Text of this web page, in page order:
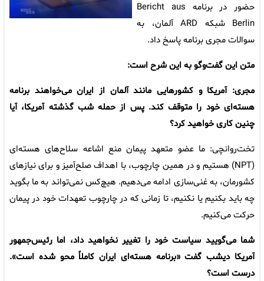
حضور در برنامه Bericht aus
Berlin شبکه ARD آلمان، به
سوالات مجری برنامه پاسخ داد.
متن این گفت‌وگو به این شرح است:
مجری: آمریکا و کشورهایی مانند آلمان از ایران می‌خواهند برنامه
هسته‌ای خود را متوقف کند. پس از حمله شب گذشته آمریکا، آیا
چنین کاری خواهید کرد؟
تخت‌روانچی: ما عضو متعهد پیمان منع اشاعه سلاح‌های هسته‌ای
(NPT) هستیم و در همین چارچوب، با اهداف صلح‌آمیز و برای نیازهای
کشورمان، به غنی‌سازی ادامه می‌دهیم. هیچ‌کس نمی‌تواند به ما بگوید
چه باید بکنیم یا نکنیم، تا زمانی که در چارچوب تعهدات خود در پیمان
حرکت می‌کنیم.
شما می‌گویید سیاست خود را تغییر نخواهید داد، اما رئیس‌جمهور
آمریکا دیشب گفت «برنامه هسته‌ای ایران کاملاً محو شده است».
درست است؟